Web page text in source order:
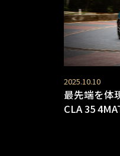
2025.10.10
最先端を体
CLA 35